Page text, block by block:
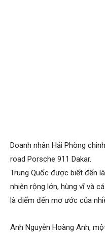
Doanh nhân Hải Phòng
road Porsche 911 Dakar.
Trung Quốc được biết đến
nhiên rộng lớn, hùng vĩ và
là điểm đến mơ ước của
Anh Nguyễn Hoàng Anh,